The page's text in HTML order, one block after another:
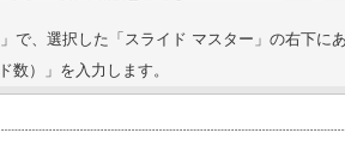
」で、選択した「スライド マスター」の右下に
数）」を入力します。